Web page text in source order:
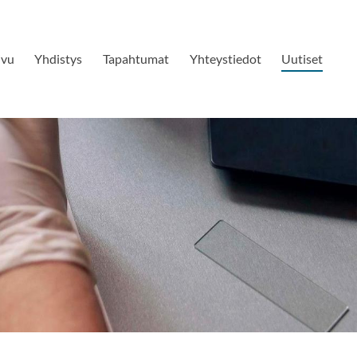
Yhdistys Tapahtumat Yhteystiedot Uutiset